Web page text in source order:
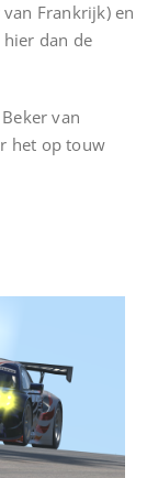
Frankrijk) en
dan de
van
het op touw